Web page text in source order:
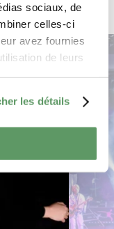
sociaux, de
celles-ci
avez fournies
de leurs
les détails
en savoir plus